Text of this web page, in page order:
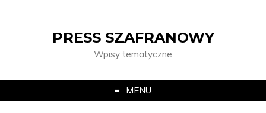
PRESS SZAFRANOWY
Wpisy tematyczne
MENU